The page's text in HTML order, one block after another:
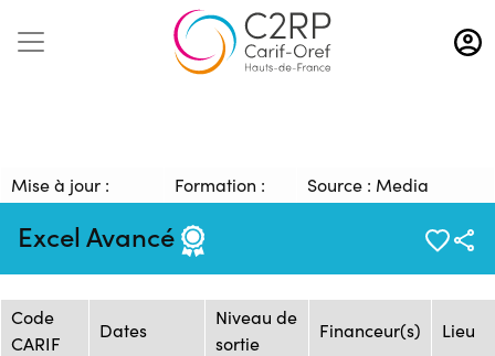
Aller
au
contenu
Excel Avancé
Mise à jour :
09/01/2026
Formation :
1611593
Source : Media
Management
Session de formation
Code
CARIF
Dates
Niveau de
sortie
Financeur(s) Lieu